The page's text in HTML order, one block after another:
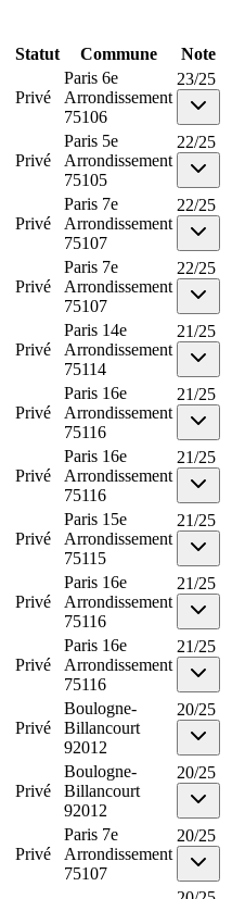
Statut Commune Note
Privé
Paris 6e
Arrondissement
75106
23/25
Privé
Paris 5e
Arrondissement
75105
22/25
Privé
Paris 7e
Arrondissement
75107
22/25
Privé
Paris 7e
Arrondissement
75107
22/25
Privé
Paris 14e
Arrondissement
75114
21/25
Privé
Paris 16e
Arrondissement
75116
21/25
Privé
Paris 16e
Arrondissement
75116
21/25
Privé
Paris 15e
Arrondissement
75115
21/25
Privé
Paris 16e
Arrondissement
75116
21/25
Privé
Paris 16e
Arrondissement
75116
21/25
Privé
Boulogne-
Billancourt
92012
20/25
Privé
Boulogne-
Billancourt
92012
20/25
Privé
Paris 7e
Arrondissement
75107
20/25